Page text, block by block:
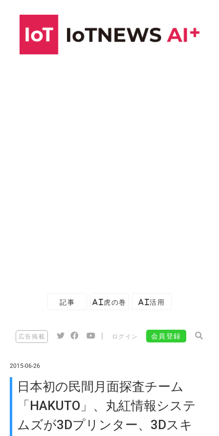
記事 AI虎の巻 AI活用
広告掲載 ログイン 会員登録
2015-06-26
日本初の民間月面探査チーム
「HAKUTO」、丸紅情報システ
ムズが3Dプリンター、3Dスキ